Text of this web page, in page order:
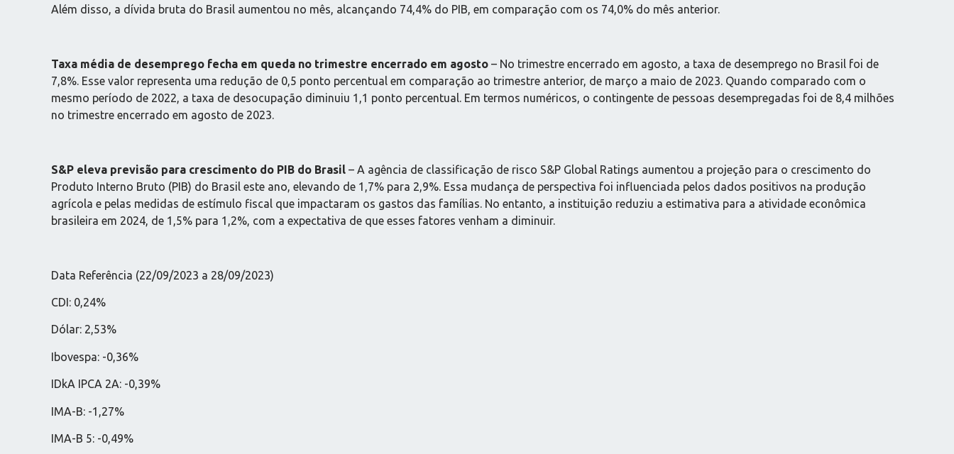
Além disso, a dívida bruta do Brasil aumentou no mês, alcançando 74,4% do PIB, em comparação com os 74,0% do mês anterior.
Taxa média de desemprego fecha em queda no trimestre encerrado em agosto – No trimestre encerrado em agosto, a taxa de desemprego no Brasil foi de
7,8%. Esse valor representa uma redução de 0,5 ponto percentual em comparação ao trimestre anterior, de março a maio de 2023. Quando comparado com o
mesmo período de 2022, a taxa de desocupação diminuiu 1,1 ponto percentual. Em termos numéricos, o contingente de pessoas desempregadas foi de 8,4 milhões
no trimestre encerrado em agosto de 2023.
S&P eleva previsão para crescimento do PIB do Brasil – A agência de classificação de risco S&P Global Ratings aumentou a projeção para o crescimento do
Produto Interno Bruto (PIB) do Brasil este ano, elevando de 1,7% para 2,9%. Essa mudança de perspectiva foi influenciada pelos dados positivos na produção
agrícola e pelas medidas de estímulo fiscal que impactaram os gastos das famílias. No entanto, a instituição reduziu a estimativa para a atividade econômica
brasileira em 2024, de 1,5% para 1,2%, com a expectativa de que esses fatores venham a diminuir.
Data Referência (22/09/2023 a 28/09/2023)
CDI: 0,24%
Dólar: 2,53%
Ibovespa: -0,36%
IDkA IPCA 2A: -0,39%
IMA-B: -1,27%
IMA-B 5: -0,49%